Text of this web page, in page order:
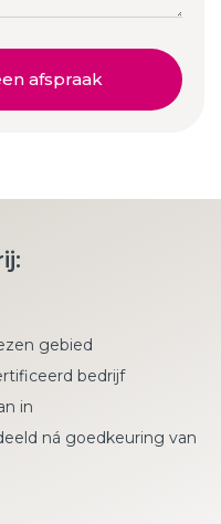
afspraak
gebied
bedrijf
in
ná goedkeuring van